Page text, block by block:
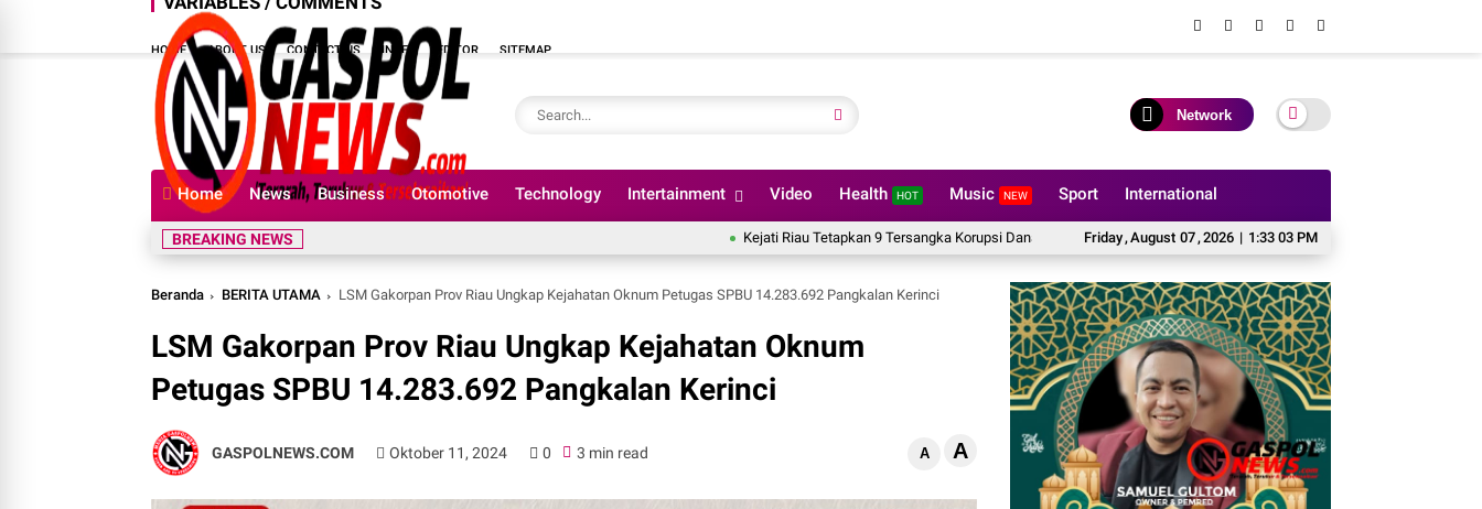
HOME ABOUT US CONTACT US INDEX EDITOR SITEMAP
Network
Home News Business Otomotive Technology Intertainment Video Health HOT Music NEW Sport International
Friday,August 07,2026 | 1:33 05 PM
BREAKING NEWS Kejati Riau Tetapkan 9 Tersangka Korupsi Dana PI 10% Pertamina Hulu Rokan 12 Hektare Jagung Jadi Tumpuan, Polsek Kandis
Beranda BERITA UTAMA LSM Gakorpan Prov Riau Ungkap Kejahatan Oknum Petugas SPBU 14.283.692 Pangkalan Kerinci
LSM Gakorpan Prov Riau Ungkap Kejahatan Oknum
Petugas SPBU 14.283.692 Pangkalan Kerinci
GASPOLNEWS.COM Oktober 11, 2024 0 3 min read A A